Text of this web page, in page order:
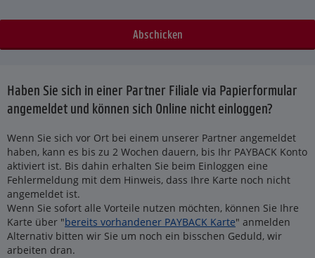
Haben Sie sich in einer Partner Filiale via Papierformular
angemeldet und können sich Online nicht einloggen?
Wenn Sie sich vor Ort bei einem unserer Partner angemeldet
haben, kann es bis zu 2 Wochen dauern, bis Ihr PAYBACK Konto
aktiviert ist. Bis dahin erhalten Sie beim Einloggen eine
Fehlermeldung mit dem Hinweis, dass Ihre Karte noch nicht
angemeldet ist.
Wenn Sie sofort alle Vorteile nutzen möchten, können Sie Ihre
Karte über "bereits vorhandener PAYBACK Karte" anmelden
Alternativ bitten wir Sie um noch ein bisschen Geduld, wir
arbeiten dran.